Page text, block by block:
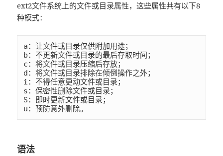
ext2文件系统上的文件或目录属性，这些属性共有以下8
种模式：
a：让文件或目录仅供附加用途；
b：不更新文件或目录的最后存取时间；
c：将文件或目录压缩后存放；
d：将文件或目录排除在倾倒操作之外；
i：不得任意更动文件或目录；
s：保密性删除文件或目录；
S：即时更新文件或目录；
u：预防意外删除。
语法